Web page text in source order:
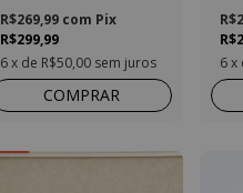
R$299,99
R$269,99 com Pix
6x de R$50,00 sem juros
COMPRAR
6 x